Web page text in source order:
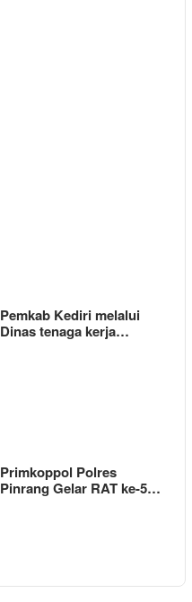
Pemkab Kediri melalui
Dinas tenaga kerja…
Primkoppol Polres
Pinrang Gelar RAT ke-5…